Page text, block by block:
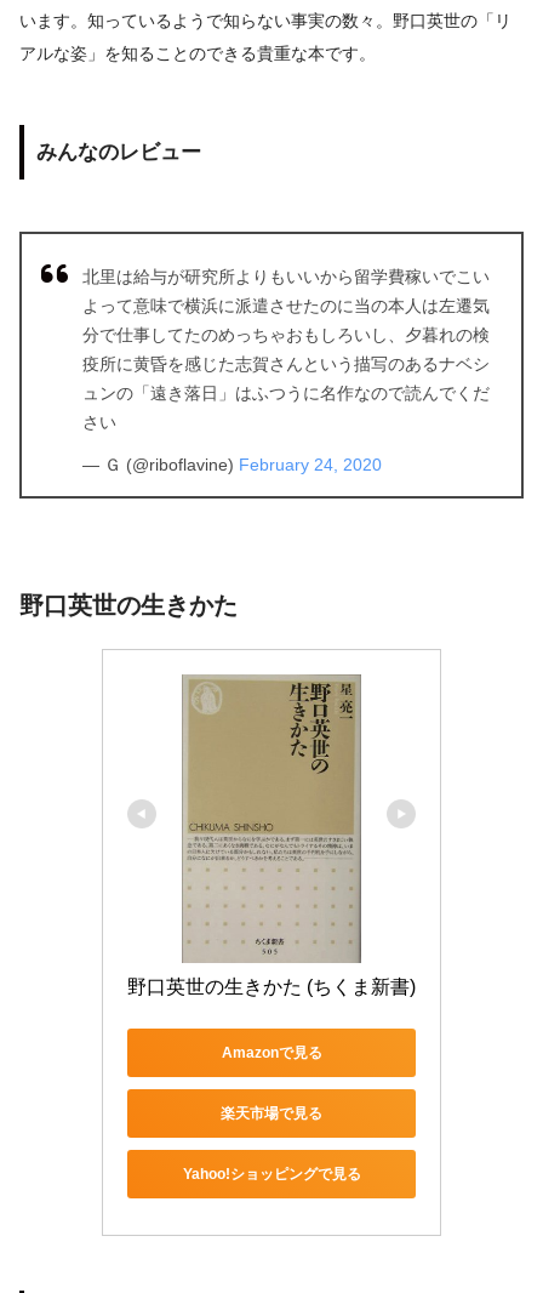
います。知っているようで知らない事実の数々。野口英世の「リ
アルな姿」を知ることのできる貴重な本です。
みんなのレビュー
北里は給与が研究所よりもいいから留学費稼いでこい
よって意味で横浜に派遣させたのに当の本人は左遷気
分で仕事してたのめっちゃおもしろいし、夕暮れの検
疫所に黄昏を感じた志賀さんという描写のあるナベシ
ュンの「遠き落日」はふつうに名作なので読んでくだ
さい
— Ｇ (@riboflavine) February 24, 2020
野口英世の生きかた
野口英世の生きかた (ちくま新書)
Amazonで見る
楽天市場で見る
Yahoo!ショッピングで見る